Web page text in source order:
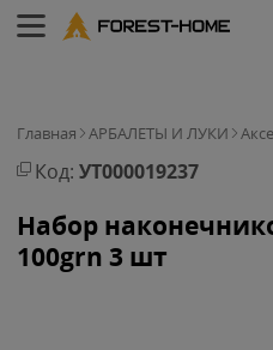
Главная АРБАЛЕТЫ И ЛУКИ
Код: УТ000019237
Набор
100grn 3 шт